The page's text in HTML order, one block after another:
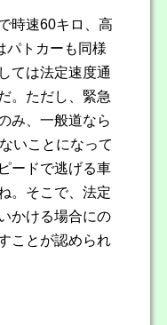
時速60キロ、高
パトカーも同様
ては法定速度通
。ただし、緊急
み、一般道なら
いことになって
ードで逃げる車
。そこで、法定
かける場合にの
ことが認められ